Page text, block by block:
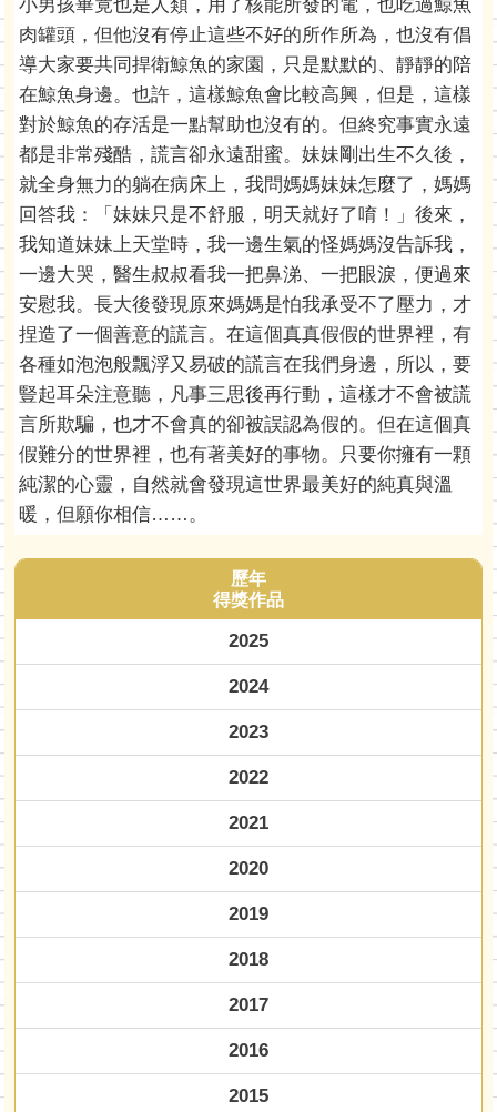
小男孩畢竟也是人類，用了核能所發的電，也吃過鯨魚
肉罐頭，但他沒有停止這些不好的所作所為，也沒有倡
導大家要共同捍衛鯨魚的家園，只是默默的、靜靜的陪
在鯨魚身邊。也許，這樣鯨魚會比較高興，但是，這樣
對於鯨魚的存活是一點幫助也沒有的。但終究事實永遠
都是非常殘酷，謊言卻永遠甜蜜。妹妹剛出生不久後，
就全身無力的躺在病床上，我問媽媽妹妹怎麼了，媽媽
回答我：「妹妹只是不舒服，明天就好了唷！」後來，
我知道妹妹上天堂時，我一邊生氣的怪媽媽沒告訴我，
一邊大哭，醫生叔叔看我一把鼻涕、一把眼淚，便過來
安慰我。長大後發現原來媽媽是怕我承受不了壓力，才
捏造了一個善意的謊言。在這個真真假假的世界裡，有
各種如泡泡般飄浮又易破的謊言在我們身邊，所以，要
豎起耳朵注意聽，凡事三思後再行動，這樣才不會被謊
言所欺騙，也才不會真的卻被誤認為假的。但在這個真
假難分的世界裡，也有著美好的事物。只要你擁有一顆
純潔的心靈，自然就會發現這世界最美好的純真與溫
暖，但願你相信……。
歷年
得獎作品
2025
2024
2023
2022
2021
2020
2019
2018
2017
2016
2015